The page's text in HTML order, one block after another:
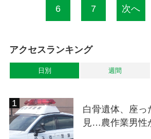
6 7 次へ
アクセスランキング
日別 週間
白骨遺体、座っ
見…農作業男性